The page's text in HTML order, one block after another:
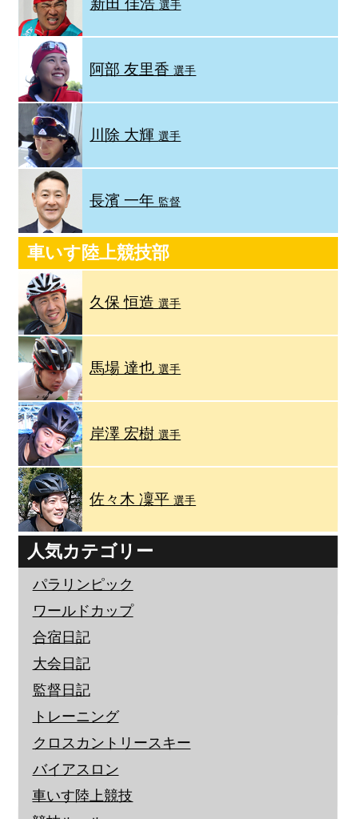
新田 佳浩 選手
阿部 友里香選手
川除 大輝選手
長濱 一年 監督
車いす陸上競技部
久保 恒造選手
馬場 達也選手
岸澤 宏樹選手
佐々木 凜平選手
人気カテゴリー
パラリンピック
ワールドカップ
合宿日記
大会日記
監督日記
トレーニング
クロスカントリースキー
バイアスロン
車いす陸上競技